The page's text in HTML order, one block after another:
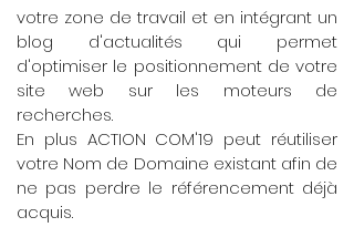
votre zone de travail et en intégrant un
blog d'actualités qui permet
d'optimiser le positionnement de votre
site web sur les moteurs de
recherches.
En plus ACTION COM'19 peut réutiliser
votre Nom de Domaine existant afin de
ne pas perdre le référencement déjà
acquis.